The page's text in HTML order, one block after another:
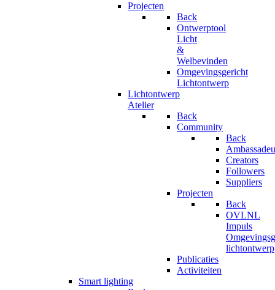
Projecten
Back
Ontwerptool
Licht
&
Welbevinden
Omgevingsgericht
Lichtontwerp
Lichtontwerp
Atelier
Back
Community
Back
Creators
Followers
Suppliers
Projecten
Back
OVLNL
Impuls
lichtontwerp
Publicaties
Activiteiten
Smart lighting